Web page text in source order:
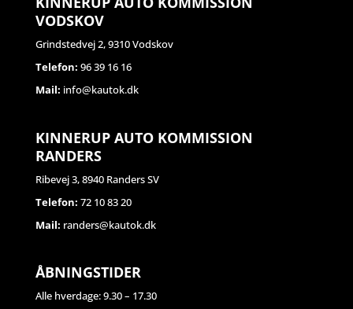
VODSKOV
Grindstedvej 2, 9310 Vodskov
Telefon: 96 39 16 16
Mail: info@kautok.dk
KINNERUP AUTO KOMMISSION
RANDERS
Ribevej 3, 8940 Randers SV
Telefon: 72 10 83 20
Mail: randers@kautok.dk
ÅBNINGSTIDER
Alle hverdage: 9.30 – 17.30